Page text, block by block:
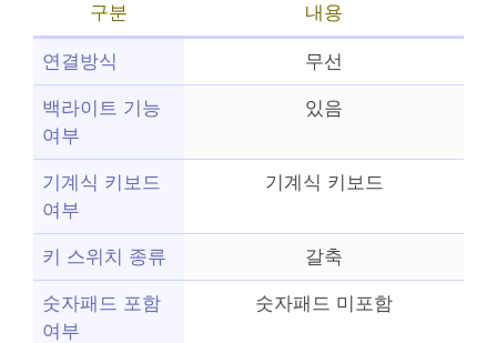
구분 내용
연결방식 무선
백라이트 기능
여부
있음
기계식 키보드
여부
기계식 키보드
키 스위치 종류 갈축
숫자패드 포함
여부
숫자패드 미포함